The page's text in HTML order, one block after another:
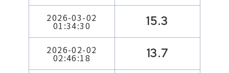
2026-03-02
01:34:30 15.3
2026-02-02
02:46:18 13.7